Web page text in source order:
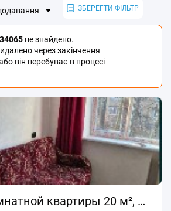
ЗБЕРЕГТИ ФІЛЬТР
не знайдено.
через закінчення
він перебуває в процесі
Аренда 1-комнатной квартиры 20 м², Новополевая ул., 99А